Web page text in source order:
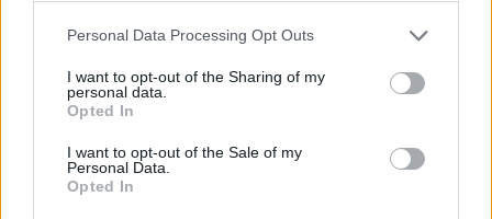
Please note that this website/app uses one or more Google
not limited to your visit or usage behaviour. You may click to
grant or deny consent to Google and its third-party tags to
use your data for below specified purposes in below Google
consent section.
Personal Data Processing Opt Outs
I want to opt-out of the Sharing of my
personal data.
Opted In
I want to opt-out of the Sale of my
Personal Data.
Opted In